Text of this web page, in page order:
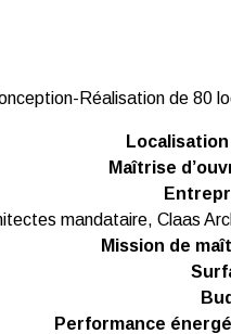
Réalisation de 80
Maîtrise
mandataire, Claas
Mission de
Performance